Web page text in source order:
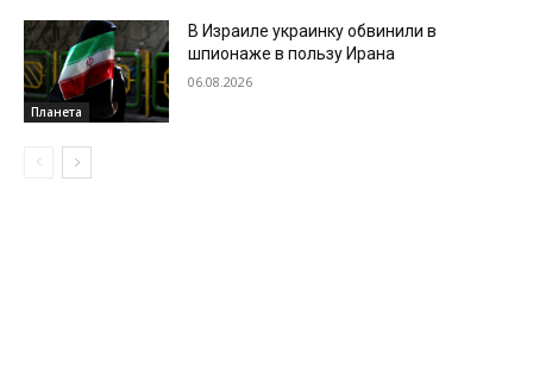
Планета
В Израиле украинку обвинили в
шпионаже в пользу Ирана
06.08.2026